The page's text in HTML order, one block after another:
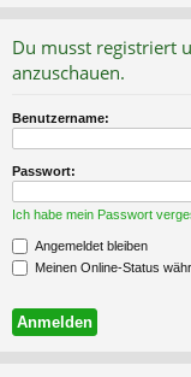
ug
Du musst registriert
anzuschauen.
Benutzername:
Passwort:
Ich habe mein Passwort
Angemeldet bleiben
Meinen Online-Status